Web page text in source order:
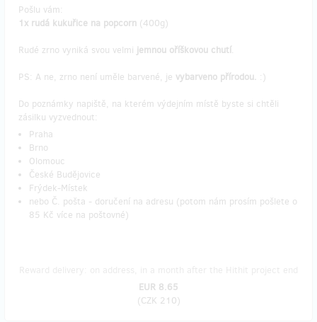
Pošlu vám:
1x rudá kukuřice na popcorn (400g)
Rudé zrno vyniká svou velmi jemnou oříškovou chutí.
PS: A ne, zrno není uměle barvené, je vybarveno přírodou. :)
Do poznámky napiště, na kterém výdejním místě byste si chtěli
zásilku vyzvednout:
Praha
Brno
Olomouc
České Budějovice
Frýdek-Místek
nebo Č. pošta - doručení na adresu (potom nám prosím pošlete o
85 Kč více na poštovné)
EUR 8.65
(CZK 210)